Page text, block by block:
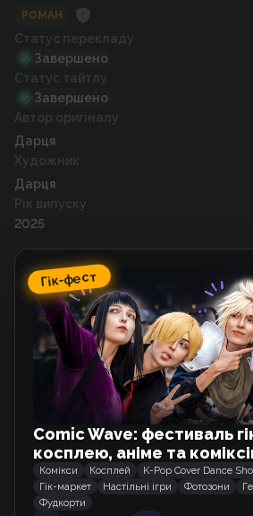
РОМАН
Статус перекладу
Завершено
Статус тайтлу
Завершено
Автор оригіналу
Дарця
Художник
Дарця
Рік випуску
2025
Схожі тайтли
Історія про принцесу та
Манґа
Маленьке щось
Роман
Гік-фест
Comic Wave: фестиваль
косплею, аніме та
Комікси Косплей K-Pop Cover Dance
Гік-маркет
Настільні ігри Фотозони
Фудкорти